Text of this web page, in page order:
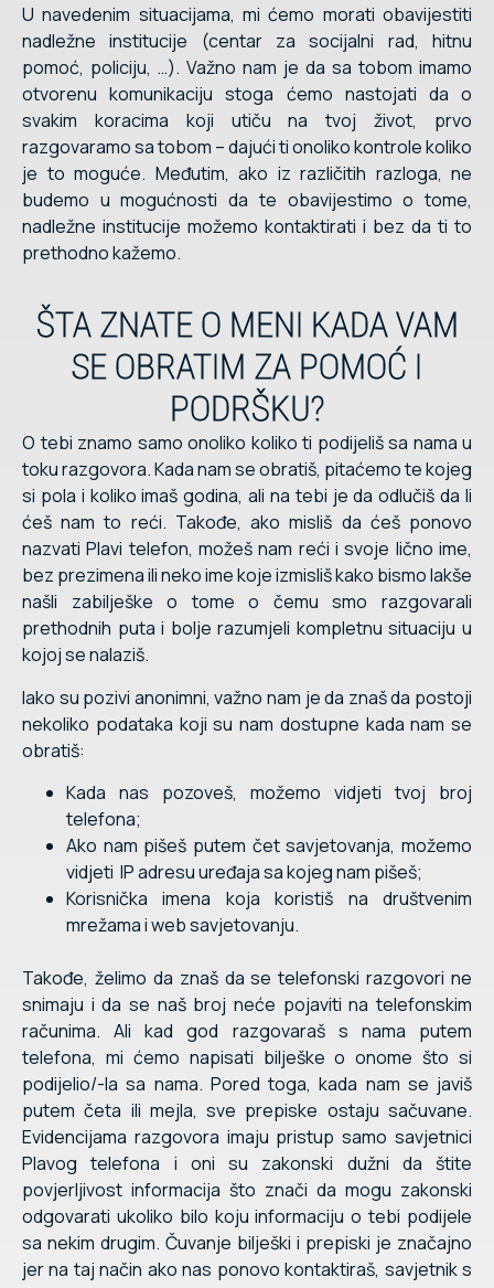
U navedenim situacijama, mi ćemo morati obavijestiti
nadležne institucije (centar za socijalni rad, hitnu
pomoć, policiju, …). Važno nam je da sa tobom imamo
otvorenu komunikaciju stoga ćemo nastojati da o
svakim koracima koji utiču na tvoj život, prvo
razgovaramo sa tobom – dajući ti onoliko kontrole koliko
je to moguće. Međutim, ako iz različitih razloga, ne
budemo u mogućnosti da te obavijestimo o tome,
nadležne institucije možemo kontaktirati i bez da ti to
prethodno kažemo.
ŠTA ZNATE O MENI KADA VAM
SE OBRATIM ZA POMOĆ I
PODRŠKU?
O tebi znamo samo onoliko koliko ti podijeliš sa nama u
toku razgovora. Kada nam se obratiš, pitaćemo te kojeg
si pola i koliko imaš godina, ali na tebi je da odlučiš da li
ćeš nam to reći. Takođe, ako misliš da ćeš ponovo
nazvati Plavi telefon, možeš nam reći i svoje lično ime,
bez prezimena ili neko ime koje izmisliš kako bismo lakše
našli zabilješke o tome o čemu smo razgovarali
prethodnih puta i bolje razumjeli kompletnu situaciju u
kojoj se nalaziš.
Iako su pozivi anonimni, važno nam je da znaš da postoji
nekoliko podataka koji su nam dostupne kada nam se
obratiš:
Kada nas pozoveš, možemo vidjeti tvoj broj
telefona;
Ako nam pišeš putem čet savjetovanja, možemo
vidjeti IP adresu uređaja sa kojeg nam pišeš;
Korisnička imena koja koristiš na društvenim
mrežama i web savjetovanju.
Takođe, želimo da znaš da se telefonski razgovori ne
snimaju i da se naš broj neće pojaviti na telefonskim
računima. Ali kad god razgovaraš s nama putem
telefona, mi ćemo napisati bilješke o onome što si
podijelio/-la sa nama. Pored toga, kada nam se javiš
putem četa ili mejla, sve prepiske ostaju sačuvane.
Evidencijama razgovora imaju pristup samo savjetnici
Plavog telefona i oni su zakonski dužni da štite
povjerljivost informacija što znači da mogu zakonski
odgovarati ukoliko bilo koju informaciju o tebi podijele
sa nekim drugim. Čuvanje bilješki i prepiski je značajno
jer na taj način ako nas ponovo kontaktiraš, savjetnik s